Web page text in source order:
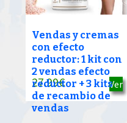
Vendas y cremas
con efecto
reductor: 1 kit con
2 vendas efecto
reductor + 3 kits
de recambio de
vendas
27.99€ Ver